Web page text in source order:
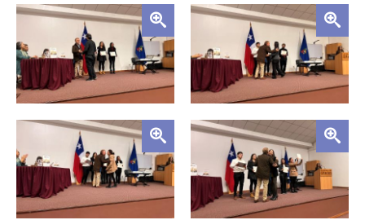
Zoom Zoom
Zoom Zoom